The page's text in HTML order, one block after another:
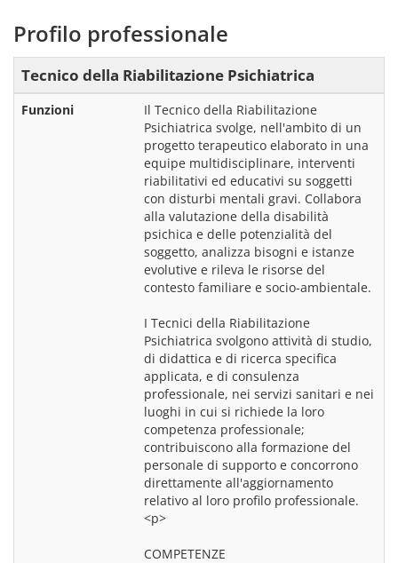
Profilo professionale
Tecnico della Riabilitazione Psichiatrica
Funzioni
Il Tecnico della Riabilitazione
Psichiatrica svolge, nell'ambito di un
progetto terapeutico elaborato in una
equipe multidisciplinare, interventi
riabilitativi ed educativi su soggetti
con disturbi mentali gravi. Collabora
alla valutazione della disabilità
psichica e delle potenzialità del
soggetto, analizza bisogni e istanze
evolutive e rileva le risorse del
contesto familiare e socio-ambientale.
I Tecnici della Riabilitazione
Psichiatrica svolgono attività di studio,
di didattica e di ricerca specifica
applicata, e di consulenza
professionale, nei servizi sanitari e nei
luoghi in cui si richiede la loro
competenza professionale;
contribuiscono alla formazione del
personale di supporto e concorrono
direttamente all'aggiornamento
<p>
COMPETENZE